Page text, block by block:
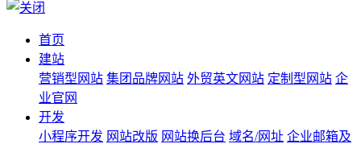
首页
建站
营销型网站 集团品牌网站 外贸英文网站 定制型网站 企
业官网
开发
小程序开发 网站改版 网站换后台 域名/网址 企业邮箱及